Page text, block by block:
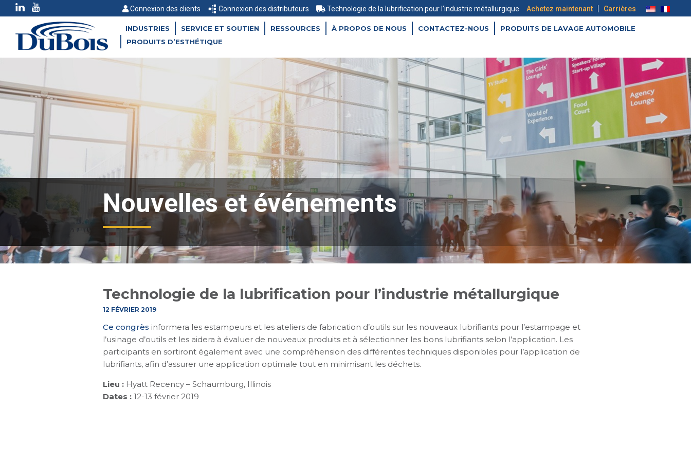
Connexion des clients Connexion des distributeurs Technologie de la lubrification pour l’industrie métallurgique Achetez maintenant | Carrières
INDUSTRIES SERVICE ET SOUTIEN RESSOURCES À PROPOS DE NOUS CONTACTEZ-NOUS
PRODUITS DE LAVAGE AUTOMOBILE
PRODUITS D’ESTHÉTIQUE
Nouvelles et événements
Technologie de la lubrification pour l’industrie métallurgique
12 FÉVRIER 2019
Ce congrès informera les estampeurs et les ateliers de fabrication d’outils sur les nouveaux lubrifiants pour l’estampage et
l’usinage d’outils et les aidera à évaluer de nouveaux produits et à sélectionner les bons lubrifiants selon l’application. Les
participants en sortiront également avec une compréhension des différentes techniques disponibles pour l’application de
lubrifiants, afin d’assurer une application optimale tout en minimisant les déchets.
Lieu :Hyatt Recency – Schaumburg, Illinois
Dates :12-13 février 2019